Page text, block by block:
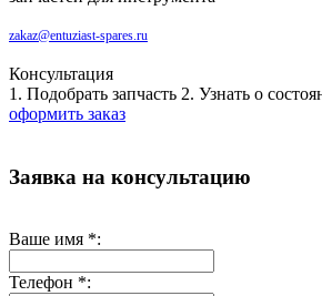
zakaz@entuziast-spares.ru
Консультация
1. Подобрать запчасть 2. Узнать о
оформить заказ
Заявка на консультацию
Ваше имя *:
Телефон *: